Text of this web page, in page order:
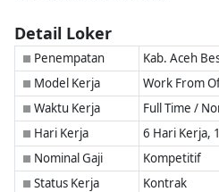
Detail Loker
■ Penempatan Kab. Aceh
■ Model Kerja Work From
■ Waktu Kerja Full Time /
■ Hari Kerja 6 Hari Kerja,
■ Nominal Gaji Kompetitif
■ Status Kerja Kontrak